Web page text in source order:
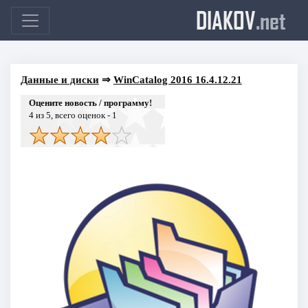
DIAKOV.net
Данные и диски⇒ WinCatalog 2016 16.4.12.21
Оцените новость / программу!
4из 5, всего оценок - 1